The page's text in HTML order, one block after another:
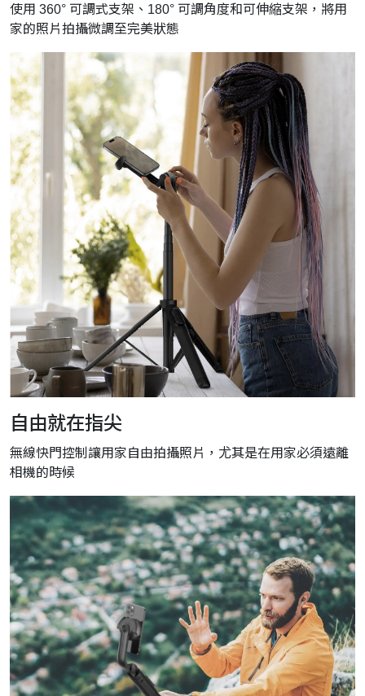
使用 360° 可調式支架、180° 可調角度和可伸縮支架，將用
家的照片拍攝微調至完美狀態
自由就在指尖
無線快門控制讓用家自由拍攝照片，尤其是在用家必須遠離
相機的時候